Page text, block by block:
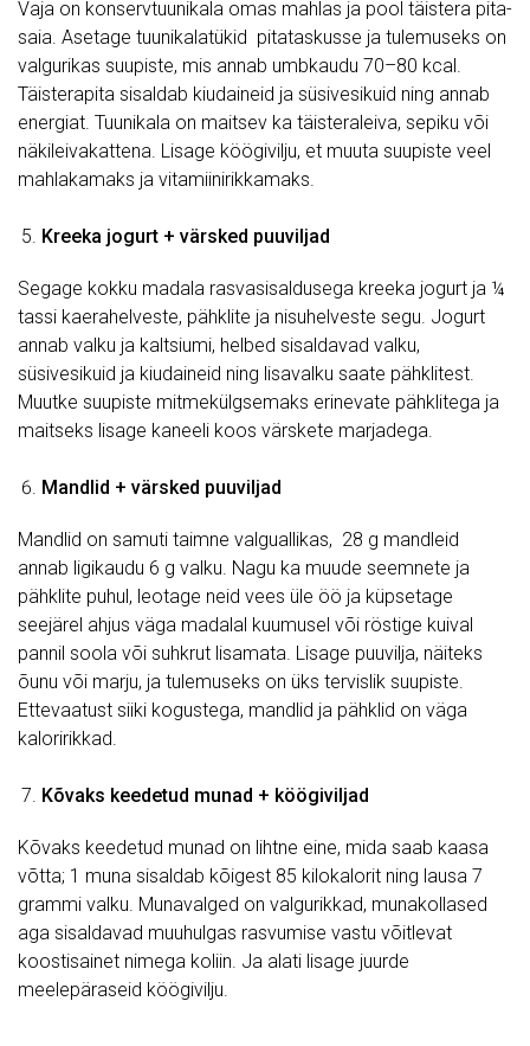
Vaja on konservtuunikala omas mahlas ja pool täistera pita-
saia. Asetage tuunikalatükid pitataskusse ja tulemuseks on
valgurikas suupiste, mis annab umbkaudu 70–80 kcal.
Täisterapita sisaldab kiudaineid ja süsivesikuid ning annab
energiat. Tuunikala on maitsev ka täisteraleiva, sepiku või
näkileivakattena. Lisage köögivilju, et muuta suupiste veel
mahlakamaks ja vitamiinirikkamaks.
Kreeka jogurt + värsked puuviljad
Segage kokku madala rasvasisaldusega kreeka jogurt ja ¼
tassi kaerahelveste, pähklite ja nisuhelveste segu. Jogurt
annab valku ja kaltsiumi, helbed sisaldavad valku,
süsivesikuid ja kiudaineid ning lisavalku saate pähklitest.
Muutke suupiste mitmekülgsemaks erinevate pähklitega ja
maitseks lisage kaneeli koos värskete marjadega.
Mandlid + värsked puuviljad
Mandlid on samuti taimne valguallikas, 28 g mandleid
annab ligikaudu 6 g valku. Nagu ka muude seemnete ja
pähklite puhul, leotage neid vees üle öö ja küpsetage
seejärel ahjus väga madalal kuumusel või röstige kuival
pannil soola või suhkrut lisamata. Lisage puuvilja, näiteks
õunu või marju, ja tulemuseks on üks tervislik suupiste.
Ettevaatust siiki kogustega, mandlid ja pähklid on väga
kaloririkkad.
Kõvaks keedetud munad + köögiviljad
Kõvaks keedetud munad on lihtne eine, mida saab kaasa
võtta; 1 muna sisaldab kõigest 85 kilokalorit ning lausa 7
grammi valku. Munavalged on valgurikkad, munakollased
aga sisaldavad muuhulgas rasvumise vastu võitlevat
koostisainet nimega koliin. Ja alati lisage juurde
meelepäraseid köögivilju.